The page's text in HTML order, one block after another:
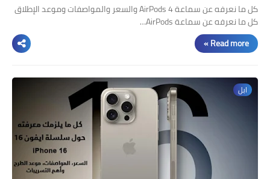
كل ما نعرفه عن سماعة AirPods 4 والسعر والمواصفات وموعد الإطلاق
كل ما نعرفه عن سماعة AirPods…
Read more »
ابل